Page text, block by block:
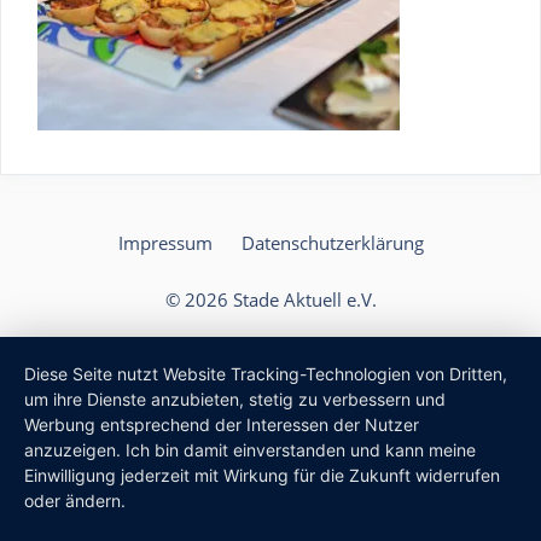
Impressum Datenschutzerklärung
© 2026 Stade Aktuell e.V.
Diese Seite nutzt Website Tracking-Technologien von Dritten,
um ihre Dienste anzubieten, stetig zu verbessern und
Werbung entsprechend der Interessen der Nutzer
anzuzeigen. Ich bin damit einverstanden und kann meine
Einwilligung jederzeit mit Wirkung für die Zukunft widerrufen
oder ändern.